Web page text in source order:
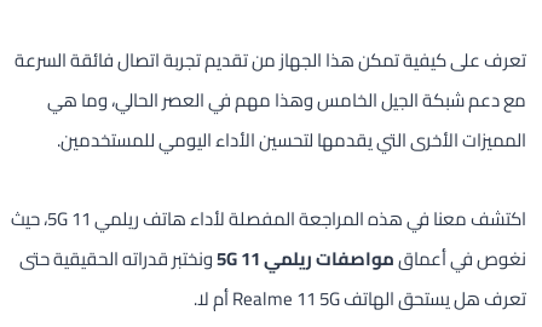
تعرف على كيفية تمكن هذا الجهاز من تقديم تجربة اتصال فائقة السرعة
مع دعم شبكة الجيل الخامس وهذا مهم في العصر الحالي، وما هي
المميزات الأخرى التي يقدمها لتحسين الأداء اليومي للمستخدمين.
اكتشف معنا في هذه المراجعة المفصلة لأداء هاتف ريلمي 11 5G، حيث
نغوص في أعماقمواصفات ريلمي 11 5G
ونختبر قدراته الحقيقية حتى
تعرف هل يستحق الهاتف Realme 11 5G أم لا.